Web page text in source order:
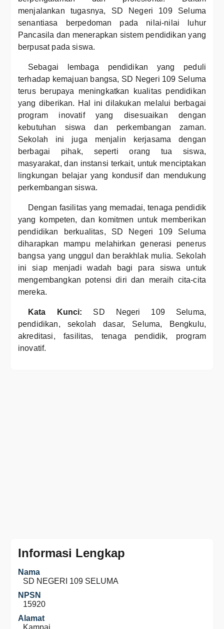
menjalankan tugasnya, SD Negeri 109 Seluma
senantiasa berpedoman pada nilai-nilai luhur
Pancasila dan menerapkan sistem pendidikan yang
berpusat pada siswa.
Sebagai lembaga pendidikan yang peduli
terhadap kemajuan bangsa, SD Negeri 109 Seluma
terus berupaya meningkatkan kualitas pendidikan
yang diberikan. Hal ini dilakukan melalui berbagai
program inovatif yang disesuaikan dengan
kebutuhan siswa dan perkembangan zaman.
Sekolah ini juga menjalin kerjasama dengan
berbagai pihak, seperti orang tua siswa,
masyarakat, dan instansi terkait, untuk menciptakan
lingkungan belajar yang kondusif dan mendukung
perkembangan siswa.
Dengan fasilitas yang memadai, tenaga pendidik
yang kompeten, dan komitmen untuk memberikan
pendidikan berkualitas, SD Negeri 109 Seluma
diharapkan mampu melahirkan generasi penerus
bangsa yang unggul dan berakhlak mulia. Sekolah
ini siap menjadi wadah bagi para siswa untuk
mengembangkan potensi diri dan meraih cita-cita
mereka.
Kata Kunci: SD Negeri 109 Seluma,
pendidikan, sekolah dasar, Seluma, Bengkulu,
akreditasi, fasilitas, tenaga pendidik, program
inovatif.
Informasi Lengkap
Nama
SD NEGERI 109 SELUMA
NPSN
15920
Alamat
Kampai